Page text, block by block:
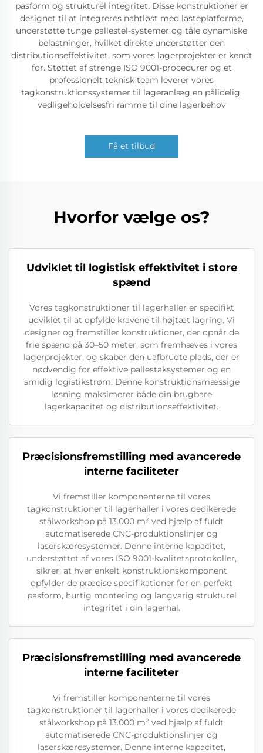
pasform og strukturel integritet. Disse konstruktioner er
designet til at integreres nahtløst med lasteplatforme,
understøtte tunge pallestel-systemer og tåle dynamiske
belastninger, hvilket direkte understøtter den
distributionseffektivitet, som vores lagerprojekter er kendt
for. Støttet af strenge ISO 9001-procedurer og et
professionelt teknisk team leverer vores
tagkonstruktionssystemer til lageranlæg en pålidelig,
vedligeholdelsesfri ramme til dine lagerbehov
Få et tilbud
Hvorfor vælge os?
Udviklet til logistisk effektivitet i store
spænd
Vores tagkonstruktioner til lagerhaller er specifikt
udviklet til at opfylde kravene til højtæt lagring. Vi
designer og fremstiller konstruktioner, der opnår de
frie spænd på 30–50 meter, som fremhæves i vores
lagerprojekter, og skaber den uafbrudte plads, der er
nødvendig for effektive pallestaksystemer og en
smidig logistikstrøm. Denne konstruktionsmæssige
løsning maksimerer både din brugbare
lagerkapacitet og distributionseffektivitet.
Præcisionsfremstilling med avancerede
interne faciliteter
Vi fremstiller komponenterne til vores
tagkonstruktioner til lagerhaller i vores dedikerede
stålworkshop på 13.000 m² ved hjælp af fuldt
automatiserede CNC-produktionslinjer og
laserskæresystemer. Denne interne kapacitet,
understøttet af vores ISO 9001-kvalitetsprotokoller,
sikrer, at hver enkelt konstruktionskomponent
opfylder de præcise specifikationer for en perfekt
pasform, hurtig montering og langvarig strukturel
integritet i din lagerhal.
Præcisionsfremstilling med avancerede
interne faciliteter
Vi fremstiller komponenterne til vores
tagkonstruktioner til lagerhaller i vores dedikerede
stålworkshop på 13.000 m² ved hjælp af fuldt
automatiserede CNC-produktionslinjer og
laserskæresystemer. Denne interne kapacitet,